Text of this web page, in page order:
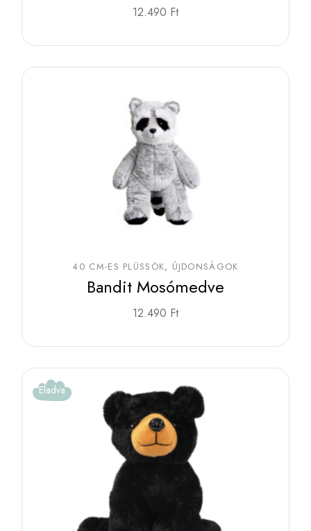
12.490 Ft
40 CM-ES PLÜSSÖK ÚJDONSÁGOK
Bandit Mosómedve
12.490 Ft
Eladva